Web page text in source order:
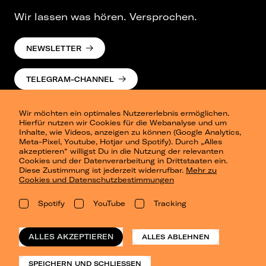
Wir möchten ein optimales Nutzererlebnis ermöglichen.
Hierfür nutzen wir Cookies für die Webanalyse und um
Inhalte, wie Videos, anzeigen zu können (Google Analytics,
Meta-Pixel, Youtube, Hotjar und Spotify). Durch „Alles
akzeptieren“ willigst Du in die Nutzung der relevanten
Cookies und der Datenverarbeitung in Drittstaaten ein.
Diese Zustimmung ist jederzeit widerrufbar. Mehr zu
Cookies und Datenschutzbestimmungen
Spotify YouTube Tracking
ALLES AKZEPTIEREN ALLES ABLEHNEN
SPEICHERN UND SCHLIESSEN
Wir lassen was hören. Versprochen.
NEWSLETTER
TELEGRAM-CHANNEL
Presse
Berlin
Dresden
Leipzig
Konzertsommer Petersberg
Vergangene Shows
o_team
Datenschutz